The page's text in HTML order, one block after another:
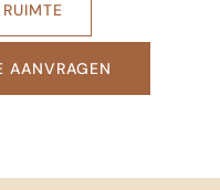
AANVRAGEN